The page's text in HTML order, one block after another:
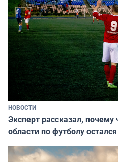
НОВОСТИ
Эксперт рассказал,
области по футболу